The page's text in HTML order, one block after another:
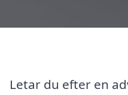
Letar du efter en